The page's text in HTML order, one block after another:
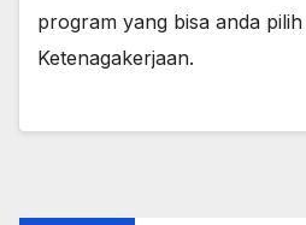
program yang bisa anda
Ketenagakerjaan.